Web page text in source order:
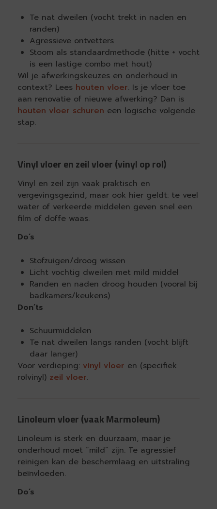
Te nat dweilen (vocht trekt in naden en
randen)
Agressieve ontvetters
Stoom als standaardmethode (hitte + vocht
is een lastige combo met hout)
Wil je afwerkingskeuzes en onderhoud in
context? Lees houten vloer. Is je vloer toe
aan renovatie of nieuwe afwerking? Dan is
houten vloer schuren een logische volgende
stap.
Vinyl vloer en zeil vloer (vinyl op rol)
Vinyl en zeil zijn vaak praktisch en
vergevingsgezind, maar ook hier geldt: te veel
water of verkeerde middelen geven snel een
film of doffe waas.
Do’s
Stofzuigen/droog wissen
Licht vochtig dweilen met mild middel
Randen en naden droog houden (vooral bij
badkamers/keukens)
Don’ts
Schuurmiddelen
Te nat dweilen langs randen (vocht blijft
daar langer)
Voor verdieping: vinyl vloer en (specifiek
rolvinyl) zeil vloer.
Linoleum vloer (vaak Marmoleum)
Linoleum is sterk en duurzaam, maar je
onderhoud moet “mild” zijn. Te agressief
reinigen kan de beschermlaag en uitstraling
beïnvloeden.
Do’s